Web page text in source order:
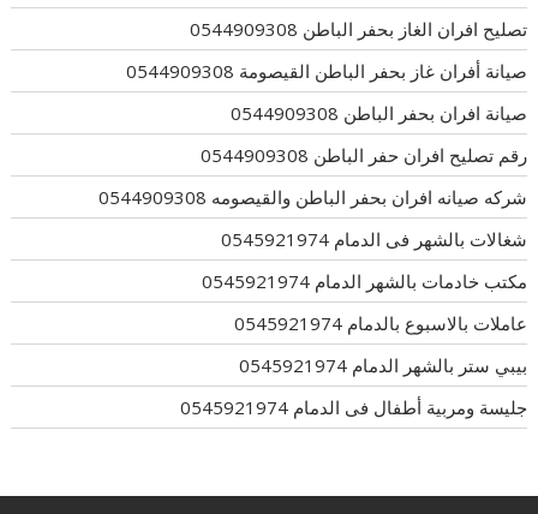
تصليح افران الغاز بحفر الباطن 0544909308
صيانة أفران غاز بحفر الباطن القيصومة 0544909308
صيانة افران بحفر الباطن 0544909308
رقم تصليح افران حفر الباطن 0544909308
شركه صيانه افران بحفر الباطن والقيصومه 0544909308
شغالات بالشهر فى الدمام 0545921974
مكتب خادمات بالشهر الدمام 0545921974
عاملات بالاسبوع بالدمام 0545921974
بيبي ستر بالشهر الدمام 0545921974
جليسة ومربية أطفال فى الدمام 0545921974